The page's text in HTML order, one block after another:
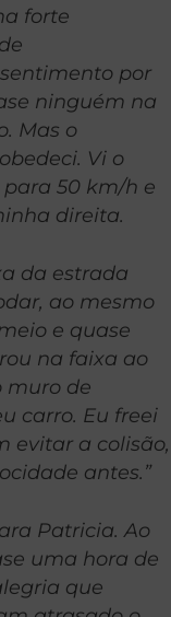
forte
por
ninguém na
Mas o
Vi o
50 km/h e
direita.
da estrada
ao mesmo
e quase
na faixa ao
muro de
carro. Eu freei
evitar a colisão,
antes.”
Patricia. Ao
uma hora de
que